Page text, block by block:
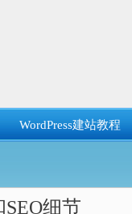
WordPress建站教程
SEO细节